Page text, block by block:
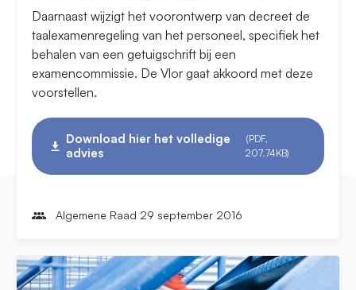
Daarnaast wijzigt het voorontwerp van decreet de
taalexamenregeling van het personeel, specifiek het
behalen van een getuigschrift bij een
examencommissie. De Vlor gaat akkoord met deze
voorstellen.
Download hier het volledige
advies
(PDF,
207.74KB)
Algemene Raad 29 september 2016